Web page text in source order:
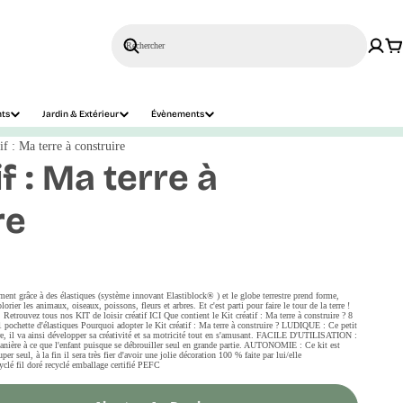
Jardin & Extérieur Évènements
Rechercher
: Ma terre à construire
: Ma terre à
grâce à des élastiques (système innovant Elastiblock® ) et le globe terrestre prend forme,
les animaux, oiseaux, poissons, fleurs et arbres. Et c'est parti pour faire le tour de la terre !
Retrouvez tous nos KIT de loisir créatif ICI Que contient le Kit créatif : Ma terre à construire ? 8
pochette d'élastiques Pourquoi adopter le Kit créatif : Ma terre à construire ? LUDIQUE : Ce petit
il va ainsi développer sa créativité et sa motricité tout en s'amusant. FACILE D'UTILISATION :
à ce que l'enfant puisque se débrouiller seul en grande partie. AUTONOMIE : Ce kit est
seul, à la fin il sera très fier d'avoir une jolie décoration 100 % faite par lui/elle
fil doré recyclé emballage certifié PEFC